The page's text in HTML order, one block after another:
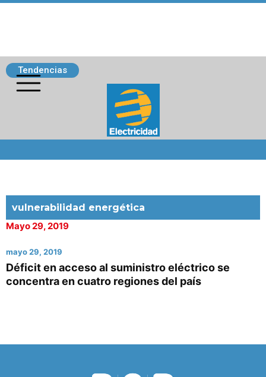
Tendencias
vulnerabilidad energética
Mayo 29, 2019
mayo 29, 2019
Déficit en acceso al suministro eléctrico se
concentra en cuatro regiones del país